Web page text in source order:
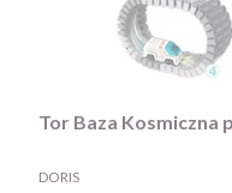
Tor Baza Kosmiczna
PRODUCENT
DORIS